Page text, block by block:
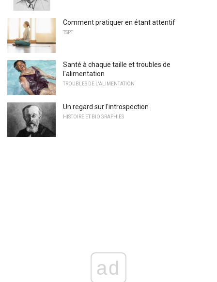
Comment pratiquer en étant attentif
TSPT
Santé à chaque taille et troubles de
l'alimentation
TROUBLES DE L'ALIMENTATION
Un regard sur l'introspection
HISTOIRE ET BIOGRAPHIES
ad